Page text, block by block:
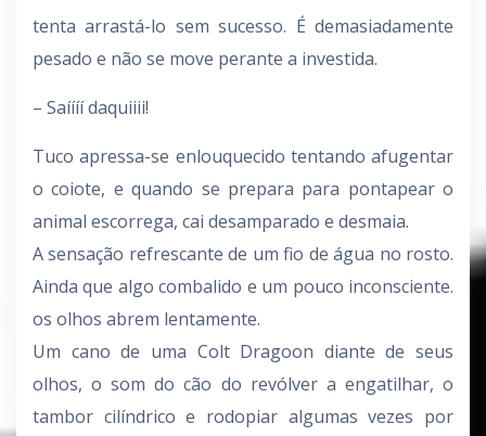
tenta arrastá-lo sem sucesso. É demasiadamente
pesado e não se move perante a investida.
– Saíííí daquiiii!
Tuco apressa-se enlouquecido tentando afugentar
o coiote, e quando se prepara para pontapear o
animal escorrega, cai desamparado e desmaia.
A sensação refrescante de um fio de água no rosto.
Ainda que algo combalido e um pouco inconsciente.
os olhos abrem lentamente.
Um cano de uma Colt Dragoon diante de seus
olhos, o som do cão do revólver a engatilhar, o
tambor cilíndrico e rodopiar algumas vezes por